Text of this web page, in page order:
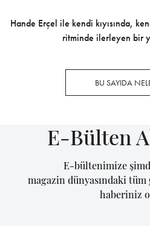
Hande Erçel ile kendi kıyısında,
ritminde ilerleyen bir
BU SAYIDA
E-Bülten
E-bültenimize
magazin dünyasındaki tüm
haberiniz